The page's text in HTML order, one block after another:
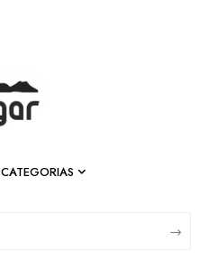
CATEGORIAS